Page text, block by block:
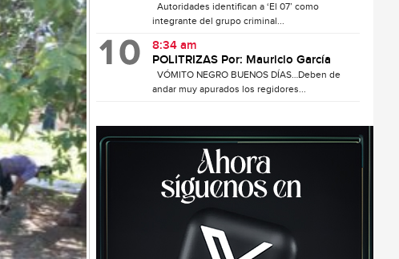
Autoridades identifican a ‘El 07’ como
integrante del grupo criminal...
8:34 am
POLITRIZAS Por: Mauricio García
VÓMITO NEGRO BUENOS DÍAS…Deben de
andar muy apurados los regidores...